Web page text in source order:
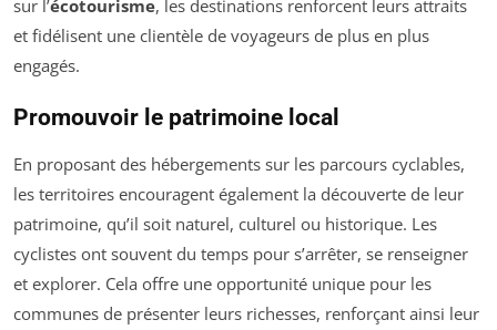
sur l’écotourisme, les destinations renforcent leurs attraits
et fidélisent une clientèle de voyageurs de plus en plus
engagés.
Promouvoir le patrimoine local
En proposant des hébergements sur les parcours cyclables,
les territoires encouragent également la découverte de leur
patrimoine, qu’il soit naturel, culturel ou historique. Les
cyclistes ont souvent du temps pour s’arrêter, se renseigner
et explorer. Cela offre une opportunité unique pour les
communes de présenter leurs richesses, renforçant ainsi leur